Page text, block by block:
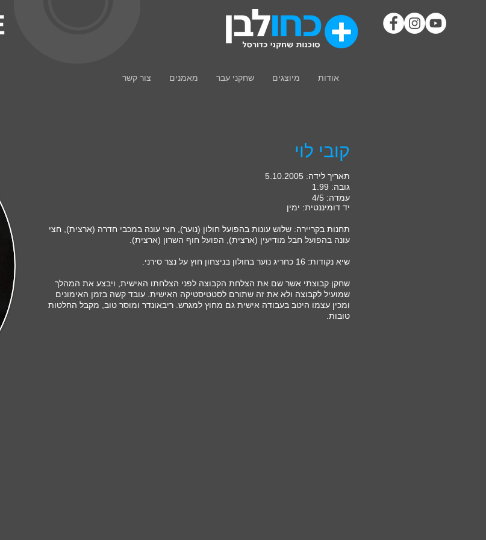
צור קשר מאמנים שחקני עבר מיוצגים אודות
קובי לוי
תאריך לידה: 5.10.2005
גובה: 1.99
עמדה: 4/5
יד דומיננטית: ימין
תחנות בקריירה: שלוש עונות בהפועל חולון (נוער), חצי עונה במכבי חדרה (ארצית), חצי
עונה בהפועל חבל מודיעין (ארצית), הפועל חוף השרון (ארצית).
שיא נקודות: 16 כחריג נוער בחולון בניצחון חוץ על נצר סירני.
שחקן קבוצתי אשר שם את הצלחת הקבוצה לפני הצלחתו האישית, ויבצע את המהלך
שמועיל לקבוצה ולא את זה שתורם לסטטיסטיקה האישית. עובד קשה בזמן האימונים
ומכין עצמו היטב בעבודה אישית גם מחוץ למגרש. ריבאונדר ומוסר טוב, מקבל החלטות
טובות.